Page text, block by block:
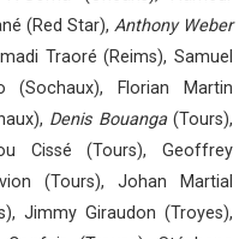
(Red Star), Anthony Weber
Traoré (Reims), Samuel
(Sochaux), Florian Martin
Denis Bouanga(Tours),
Cissé (Tours), Geoffrey
(Tours), Johan Martial
Jimmy Giraudon (Troyes),